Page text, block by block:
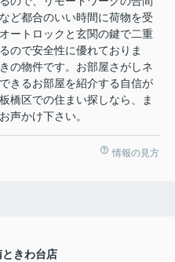
ど都合のいい時間に荷物を受
ートロックと玄関の鍵で二重
ので安全性に優れておりま
の物件です。お部屋さがしネ
きるお部屋を紹介する自信が
橋区での住まい探しなら、ま
声かけ下さい。
情報の見方
きわ台店